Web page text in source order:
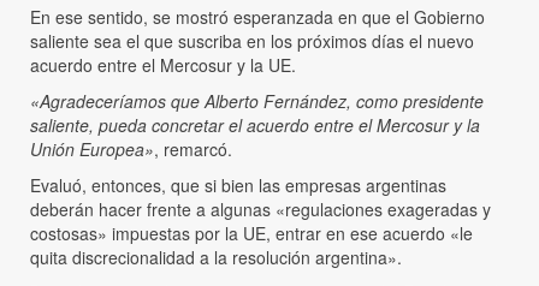
En ese sentido, se mostró esperanzada en que el Gobierno
saliente sea el que suscriba en los próximos días el nuevo
acuerdo entre el Mercosur y la UE.
«Agradeceríamos que Alberto Fernández, como presidente
saliente, pueda concretar el acuerdo entre el Mercosur y la
Unión Europea», remarcó.
Evaluó, entonces, que si bien las empresas argentinas
deberán hacer frente a algunas «regulaciones exageradas y
costosas» impuestas por la UE, entrar en ese acuerdo «le
quita discrecionalidad a la resolución argentina».